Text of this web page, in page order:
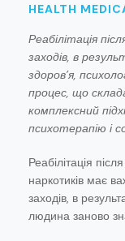
HEALTH
Реабілітація
заходів, в
здоров’я,
процес, що
комплексний
психотерапію і
Реабілітація
наркотиків має
заходів, в
людина заново